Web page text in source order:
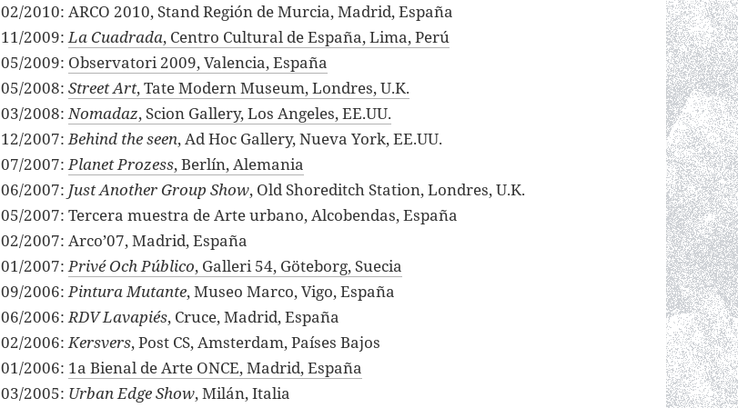
02/2010: ARCO 2010, Stand Región de Murcia, Madrid, España
11/2009:La Cuadrada, Centro Cultural de España, Lima, Perú
05/2009: Observatori 2009, Valencia, España
05/2008: Street Art, Tate Modern Museum, Londres, U.K.
03/2008:Nomadaz, Scion Gallery, Los Angeles, EE.UU.
12/2007:Behind the seen, Ad Hoc Gallery, Nueva York, EE.UU.
07/2007:Planet Prozess, Berlín, Alemania
06/2007: Just Another Group Show, Old Shoreditch Station, Londres, U.K.
05/2007: Tercera muestra de Arte urbano, Alcobendas, España
02/2007: Arco’07, Madrid, España
01/2007:Privé Och Público, Galleri 54, Göteborg, Suecia
09/2006:Pintura Mutante, Museo Marco, Vigo, España
06/2006:RDV Lavapiés, Cruce, Madrid, España
02/2006:Kersvers, Post CS, Amsterdam, Países Bajos
01/2006: 1a Bienal de Arte ONCE, Madrid, España
03/2005: Urban Edge Show, Milán, Italia